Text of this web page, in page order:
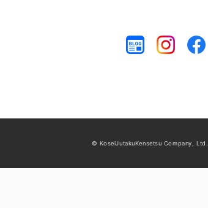
© KoseiJutakuKensetsu Company, Ltd.